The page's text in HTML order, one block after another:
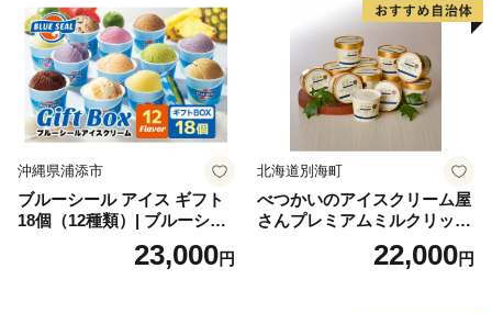
沖縄県浦添市
ブルーシール アイス ギフト
18個（12種類）| ブルーシー
ルアイス ブルーシールアイ
スクリーム 着日指定可能 送
23,000円
北海道別海町
べつかいのアイスクリーム屋
さんプレミアムミルクリッチ
12個（AP-01）（ 北海道アイ
ス 北海道産アイス アイス ア
22,000円